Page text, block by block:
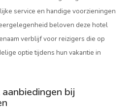
service en handige voorzieningen
beloven deze hotel
verblijf voor reizigers die op
optie tijdens hun vakantie in
bij